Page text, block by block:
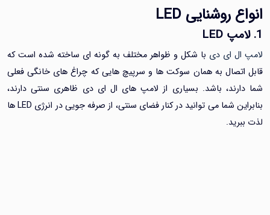
روشنايیLED
LED
ای دیبا شکل و ظواهر مختلف به گونه ای ساخته شده است که
به همان سوکت ‌ها و سرپیچ هایی که چراغ ‌های خانگی فعلی
باشد. بسیاری از لامپ های ال ای دی ظاهری سنتی دارند،
بنابراین شما می ‌توانید در کنار فضای سنتی، از صرفه‌ جویی در انرژی LED ها